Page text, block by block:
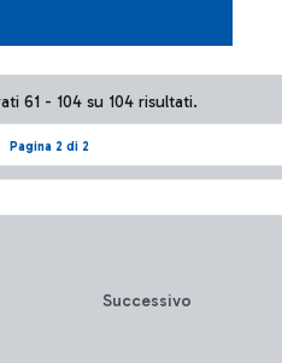
Pagina 2 di 2
61 - 104 su 104 risultati.
Successivo